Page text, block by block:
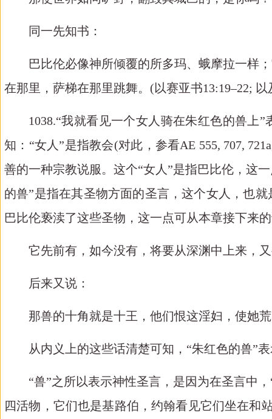
同一先知书：
巴比伦必像神所倾覆的所多玛、蛾摩拉一样
在那里，萨梯在那里跳舞。 (以赛亚书13:19–22;
1038.“我就看 见一个女人 骑在朱红色的兽 上”
知：“女人”是指教会(对此， 参看AE 555, 707,
善的一种宗教说服。这个“女人”是指巴比伦，这
的兽”是指在其圣物方面的圣言，这个女人，也
巴比伦亵渎了这些圣物，这一点可从本章接下来
它先前有，如今没有，将要从深渊中上来，
后来又说：
那兽的十角就是十王，他们恨这淫妇，使她
从内义上的这些话清楚可知， “朱红色的兽”
“兽”之所以表示神性圣言，是因为在圣言中
四活物，它们也是基路伯，约翰看见它们坐在和